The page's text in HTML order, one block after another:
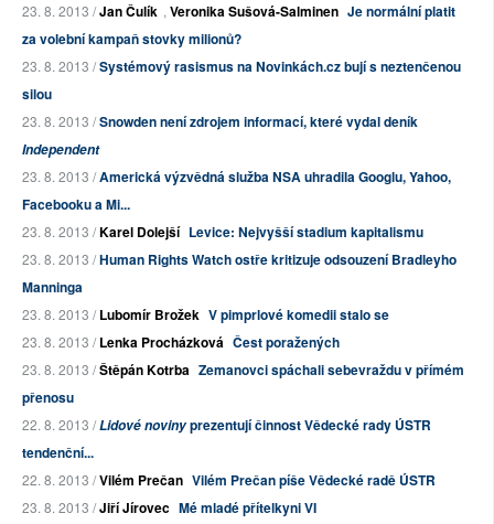
23. 8. 2013 /Jan Čulík , Veronika Sušová-Salminen Je normální platit
za volební kampaň stovky milionů?
23. 8. 2013 /Systémový rasismus na Novinkách.cz bují s neztenčenou
silou
23. 8. 2013 /Snowden není zdrojem informací, které vydal deník
Independent
23. 8. 2013 /Americká výzvědná služba NSA uhradila Googlu, Yahoo,
Facebooku a Mi...
23. 8. 2013 /Karel Dolejší Levice: Nejvyšší stadium kapitalismu
23. 8. 2013 /Human Rights Watch ostře kritizuje odsouzení Bradleyho
Manninga
23. 8. 2013 /Lubomír Brožek V pimprlové komedii stalo se
23. 8. 2013 /Lenka Procházková Čest poražených
23. 8. 2013 /Štěpán Kotrba Zemanovci spáchali sebevraždu v přímém
přenosu
22. 8. 2013 /Lidové novinyprezentují činnost Vědecké rady ÚSTR
tendenční...
22. 8. 2013 /Vilém Prečan Vilém Prečan píše Vědecké radě ÚSTR
23. 8. 2013 /Jiří Jírovec Mé mladé přítelkyni VI